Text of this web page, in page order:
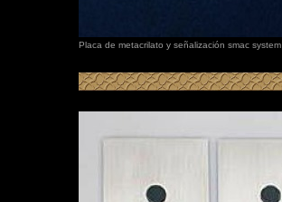
Placa de metacrilato y señalización smac system